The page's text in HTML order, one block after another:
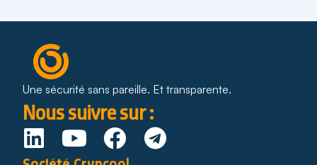
Une sécurité sans pareille. Et transparente.
Nous suivre sur :